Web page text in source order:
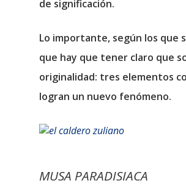
de significación.
Lo importante, según los que
que hay que tener claro que
originalidad: tres elementos
logran un nuevo fenómeno.
MUSA PARADISIACA